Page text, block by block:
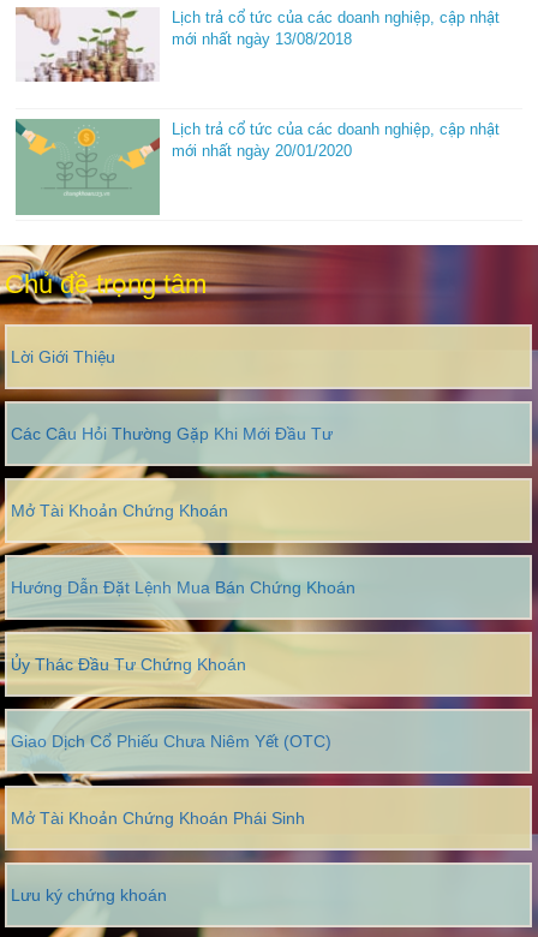
Lịch trả cổ tức của các doanh nghiệp, cập nhật
mới nhất ngày 13/08/2018
Lịch trả cổ tức của các doanh nghiệp, cập nhật
mới nhất ngày 20/01/2020
Chủ đề trọng tâm
Lời Giới Thiệu
Các Câu Hỏi Thường Gặp Khi Mới Đầu Tư
Mở Tài Khoản Chứng Khoán
Hướng Dẫn Đặt Lệnh Mua Bán Chứng Khoán
Ủy Thác Đầu Tư Chứng Khoán
Giao Dịch Cổ Phiếu Chưa Niêm Yết (OTC)
Mở Tài Khoản Chứng Khoán Phái Sinh
Lưu ký chứng khoán